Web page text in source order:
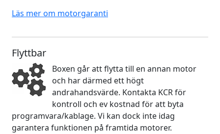
Läs mer om motorgaranti
Flyttbar
Boxen går att flytta till en annan motor
och har därmed ett högt
andrahandsvärde. Kontakta KCR för
kontroll och ev kostnad för att byta
programvara/kablage. Vi kan dock inte idag
garantera funktionen på framtida motorer.